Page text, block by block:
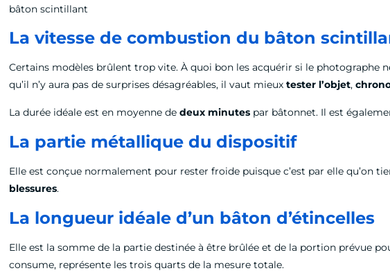
bâton scintillant
La vitesse de combustion du bâton
Certains modèles brûlent trop vite. À quoi bon les acquérir si le photographe
qu’il n’y aura pas de surprises désagréables, il vaut mieuxtester l’objet,
La durée idéale est en moyenne dedeux minutes par bâtonnet. Il est
La partie métallique du dispositif
Elle est conçue normalement pour rester froide puisque c’est par elle qu’on
blessures.
La longueur idéale d’un bâton d’étincelles
Elle est la somme de la partie destinée à être brûlée et de la portion prévue
consume, représente les trois quarts de la mesure totale.